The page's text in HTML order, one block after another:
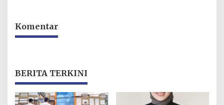
Komentar
BERITA TERKINI